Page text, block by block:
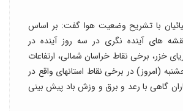
با تشریح وضعیت هوا گفت: بر اساس
های آینده نگری در سه روز آینده در
خزر، برخی نقاط خراسان شمالی، ارتفاعات
(امروز) در برخی نقاط استانهای واقع در
گاهی با رعد و برق و وزش باد پیش بینی